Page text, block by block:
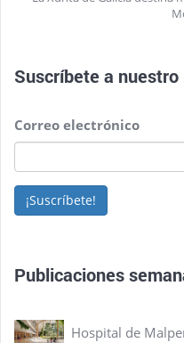
Suscríbete a nuestro
Correo electrónico
¡Suscríbete!
Publicaciones
Hospital de